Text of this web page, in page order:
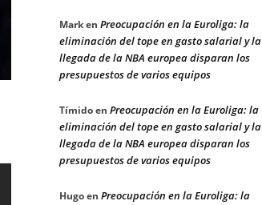
Marken Preocupación en la Euroliga: la
eliminación del tope en gasto salarial y la
llegada de la NBA europea disparan los
presupuestos de varios equipos
Tímidoen Preocupación en la Euroliga: la
eliminación del tope en gasto salarial y la
llegada de la NBA europea disparan los
presupuestos de varios equipos
Hugoen Preocupación en la Euroliga: la